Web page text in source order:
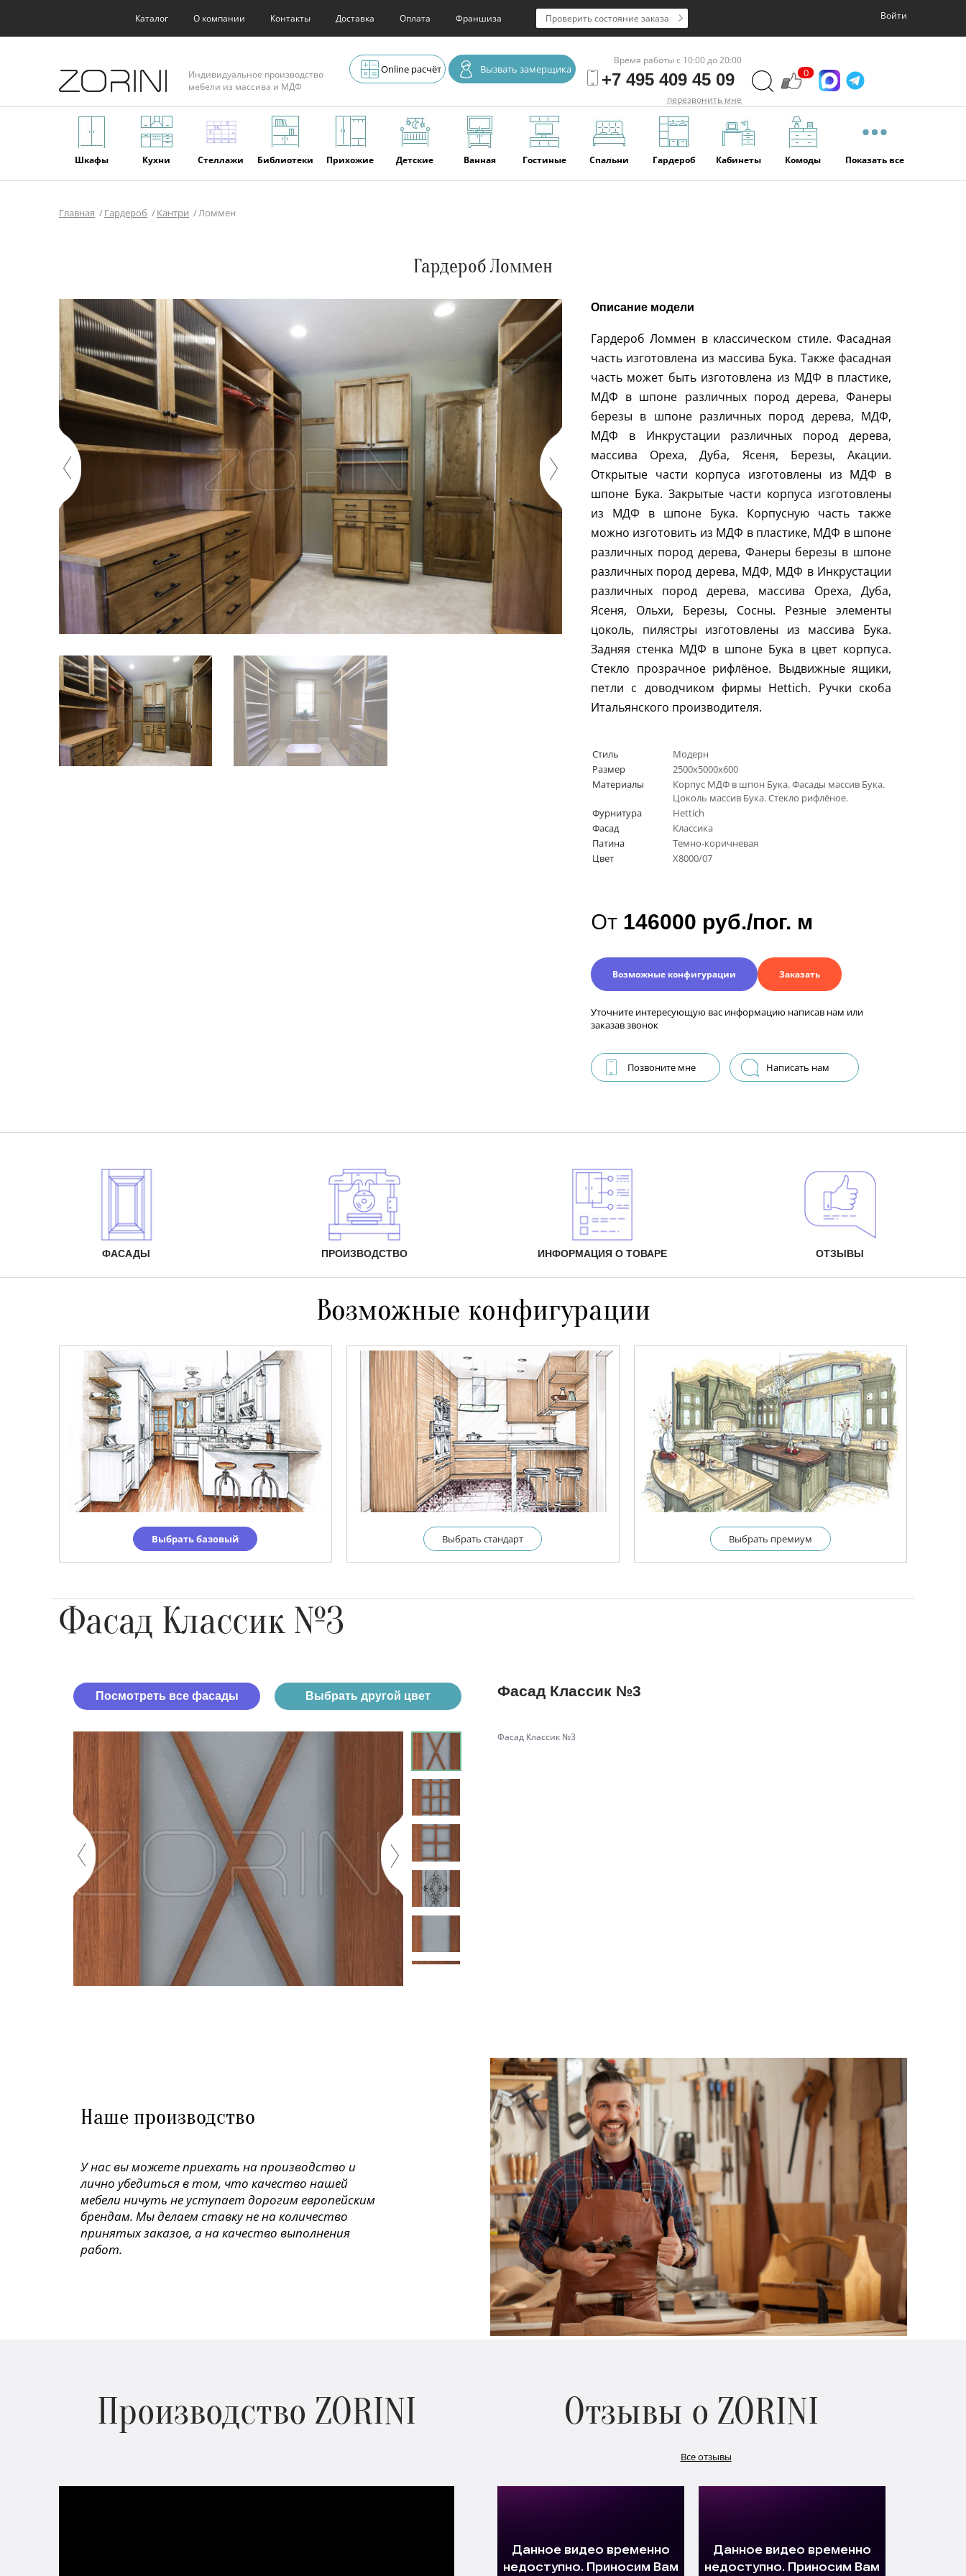
Каталог О компании Контакты Доставка Оплата Франшиза Войти
Проверить состояние заказа
Индивидуальное производство
мебели из массива и МДФ
Online расчёт Вызвать замерщика
Время работы с 10:00 до 20:00
+7 495 409 45 09
перезвонить мне
0
Шкафы Кухни Стеллажи Библиотеки Прихожие Детские Ванная Гостиные Спальни Гардероб Кабинеты Комоды Показать все
Главная Гардероб Кантри Ломмен
Гардероб Ломмен
Описание модели
Гардероб Ломмен в классическом стиле. Фасадная
часть изготовлена из массива Бука. Также фасадная
часть может быть изготовлена из МДФ в пластике,
МДФ в шпоне различных пород дерева, Фанеры
березы в шпоне различных пород дерева, МДФ,
МДФ в Инкрустации различных пород дерева,
массива Ореха, Дуба, Ясеня, Березы, Акации.
Открытые части корпуса изготовлены из МДФ в
шпоне Бука. Закрытые части корпуса изготовлены
из МДФ в шпоне Бука. Корпусную часть также
можно изготовить из МДФ в пластике, МДФ в шпоне
различных пород дерева, Фанеры березы в шпоне
различных пород дерева, МДФ, МДФ в Инкрустации
различных пород дерева, массива Ореха, Дуба,
Ясеня, Ольхи, Березы, Сосны. Резные элементы
цоколь, пилястры изготовлены из массива Бука.
Задняя стенка МДФ в шпоне Бука в цвет корпуса.
Стекло прозрачное рифлёное. Выдвижные ящики,
петли с доводчиком фирмы Hettich. Ручки скоба
Итальянского производителя.
Стиль
Модерн
Размер
2500х5000х600
Материалы
Корпус МДФ в шпон Бука. Фасады массив Бука.
Цоколь массив Бука. Стекло рифлёное.
Фурнитура
Hettich
Фасад
Классика
Патина
Темно-коричневая
Цвет
Х8000/07
От 146000 руб./пог. м
Возможные конфигурации Заказать
Уточните интересующую вас информацию написав нам или
заказав звонок
Позвоните мне Написать нам
ФАСАДЫ ПРОИЗВОДСТВО ИНФОРМАЦИЯ О ТОВАРЕ ОТЗЫВЫ
Возможные конфигурации
Выбрать базовый Выбрать cтандарт Выбрать премиум
Фасад Классик №3
Посмотреть все фасады Выбрать другой цвет Фасад Классик №3
Фасад Классик №3
Наше производство
У нас вы можете приехать на производство и
лично убедиться в том, что качество нашей
мебели ничуть не уступает дорогим европейским
брендам. Мы делаем ставку не на количество
принятых заказов, а на качество выполнения
работ.
Производство ZORINI Отзывы о ZORINI
Все отзывы